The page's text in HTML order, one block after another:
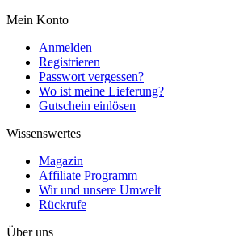
Mein Konto
Anmelden
Registrieren
Passwort vergessen?
Wo ist meine Lieferung?
Gutschein einlösen
Wissenswertes
Magazin
Affiliate Programm
Wir und unsere Umwelt
Rückrufe
Über uns